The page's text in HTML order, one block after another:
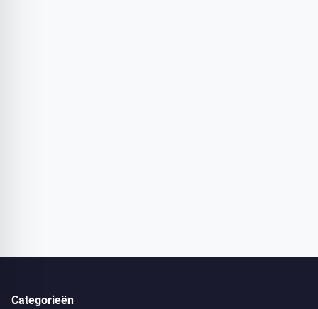
Categorieën